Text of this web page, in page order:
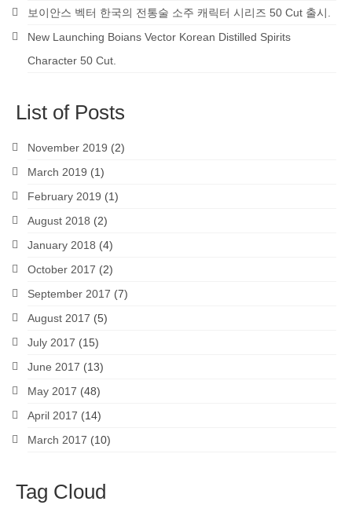
보이안스 벡터 한국의 전통술 소주 캐릭터 시리즈 50 Cut 출시.
New Launching Boians Vector Korean Distilled Spirits
Character 50 Cut.
List of Posts
November 2019 (2)
March 2019 (1)
February 2019 (1)
August 2018 (2)
January 2018 (4)
October 2017 (2)
September 2017 (7)
August 2017 (5)
July 2017 (15)
June 2017 (13)
May 2017 (48)
April 2017 (14)
March 2017 (10)
Tag Cloud